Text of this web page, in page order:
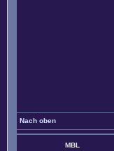
Nach oben
MBL